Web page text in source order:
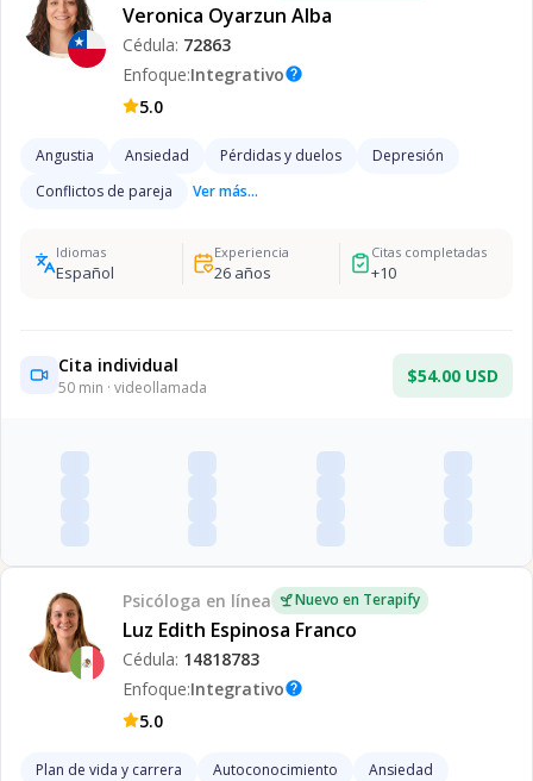
Veronica Oyarzun Alba
Cédula: 72863
Enfoque:Integrativohelp
5.0
Angustia Ansiedad Pérdidas y duelos
Depresión
Conflictos de pareja
Ver más...
Idiomas
Español
Experiencia
26años
Citas completadas
+10
Cita individual
50 min · videollamada
$54.00 USD
Psicóloga en línea Nuevo en Terapify
Luz Edith Espinosa Franco
Cédula: 14818783
Enfoque:Integrativohelp
5.0
Plan de vida y carrera Autoconocimiento
Ansiedad